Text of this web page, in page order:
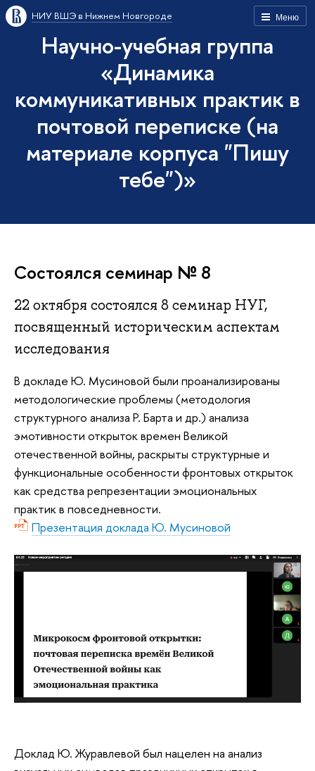
Меню
НИУ ВШЭ в Нижнем Новгороде
Научно-учебная группа
«Динамика
коммуникативных практик в
почтовой переписке (на
материале корпуса "Пишу
тебе")»
Состоялся семинар № 8
22 октября состоялся 8 семинар НУГ,
посвященный историческим аспектам
исследования
В докладе Ю. Мусиновой были проанализированы
методологические проблемы (методология
структурного анализа Р. Барта и др.) анализа
эмотивности открыток времен Великой
отечественной войны, раскрыты структурные и
функциональные особенности фронтовых открыток
как средства репрезентации эмоциональных
практик в повседневности.
Презентация доклада Ю. Мусиновой
Доклад Ю. Журавлевой был нацелен на анализ